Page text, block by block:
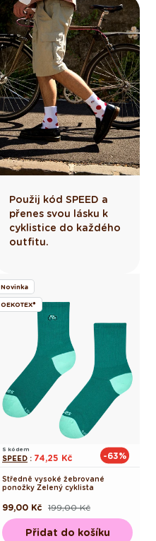
Použij kód SPEED a
přenes svou lásku k
cyklistice do každého
outfitu.
Novinka
OEKOTEX®
S kódem
SPEED : 74,25 Kč -63%
Středně vysoké žebrované
ponožky Zelený cyklista
Běžná
cena
199,00 Kč
Výprodejová
cena
99,00 Kč
Přidat do košíku